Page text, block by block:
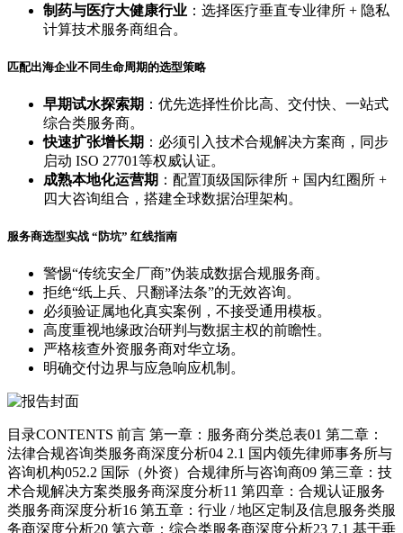
制药与医疗大健康行业 ：选择医疗垂直专业律所 + 隐私
计算技术服务商组合。
匹配出海企业不同生命周期的选型策略
早期试水探索期 ：优先选择性价比高、交付快、一站式
综合类服务商。
快速扩张增长期 ：必须引入技术合规解决方案商，同步
启动 ISO 27701等权威认证。
成熟本地化运营期 ：配置顶级国际律所 + 国内红圈所 +
四大咨询组合，搭建全球数据治理架构。
服务商选型实战 “防坑” 红线指南
警惕“传统安全厂商”伪装成数据合规服务商。
拒绝“纸上兵、只翻译法条”的无效咨询。
必须验证属地化真实案例，不接受通用模板。
高度重视地缘政治研判与数据主权的前瞻性。
严格核查外资服务商对华立场。
明确交付边界与应急响应机制。
目录CONTENTS 前言 第一章：服务商分类总表01 第二章：
法律合规咨询类服务商深度分析04 2.1 国内领先律师事务所与
咨询机构052.2 国际（外资）合规律所与咨询商09 第三章：技
术合规解决方案类服务商深度分析11 第四章：合规认证服务
类服务商深度分析16 第五章：行业 / 地区定制及信息服务类服
务商深度分析20 第六章：综合类服务商深度分析23 7.1 基于垂